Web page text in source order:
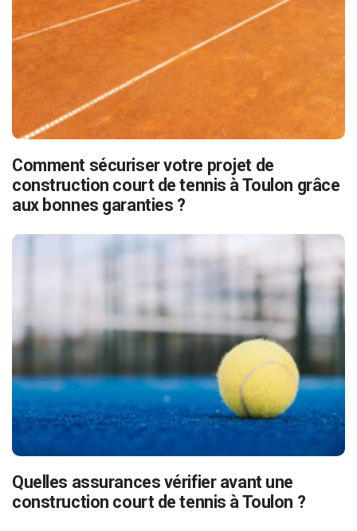
Comment sécuriser votre projet de
construction court de tennis à Toulon grâce
aux bonnes garanties ?
Quelles assurances vérifier avant une
construction court de tennis à Toulon ?